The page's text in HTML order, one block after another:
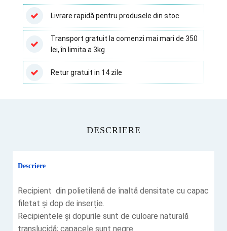
anatomie
patologica
250
ML
Livrare rapidă pentru produsele din stoc
Transport gratuit la comenzi mai mari de 350
lei, în limita a 3kg
Retur gratuit in 14 zile
DESCRIERE
Descriere
Recipient din polietilenă de înaltă densitate cu capac
filetat și dop de inserție.
Recipientele și dopurile sunt de culoare naturală
translucidă; capacele sunt negre.